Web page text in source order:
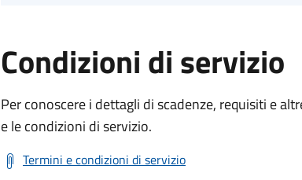
Condizioni di servizio
Per conoscere i dettagli di scadenze, requisiti e
e le condizioni di servizio.
Termini e condizioni di servizio